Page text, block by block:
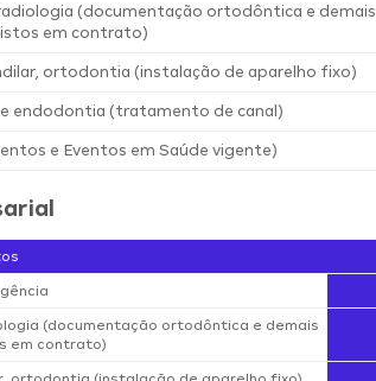
(documentação ortodôntica e demais
em contrato)
ortodontia (instalação de aparelho fixo)
endodontia (tratamento de canal)
e Eventos em Saúde vigente)
(documentação ortodôntica e demais
em contrato)